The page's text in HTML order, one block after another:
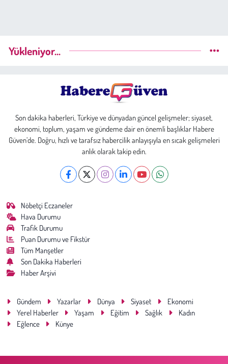
Yükleniyor...
Son dakika haberleri, Türkiye ve dünyadan güncel gelişmeler; siyaset,
ekonomi, toplum, yaşam ve gündeme dair en önemli başlıklar Habere
Güven’de. Doğru, hızlı ve tarafsız habercilik anlayışıyla en sıcak gelişmeleri
anlık olarak takip edin.
Nöbetçi Eczaneler
Hava Durumu
Trafik Durumu
Puan Durumu ve Fikstür
Tüm Manşetler
Son Dakika Haberleri
Haber Arşivi
Gündem Yazarlar Dünya Siyaset
Ekonomi
Yerel Haberler
Yaşam Eğitim Sağlık
Kadın
Eğlence
Künye